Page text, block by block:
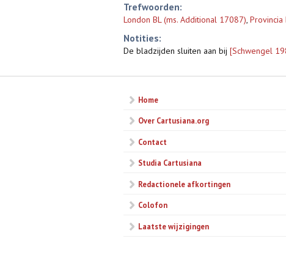
Trefwoorden:
London BL (ms. Additional 17087), Provincia
Notities:
De bladzijden sluiten aan bij [Schwengel
Home
Over Cartusiana.org
Contact
Studia Cartusiana
Redactionele afkortingen
Colofon
Laatste wijzigingen